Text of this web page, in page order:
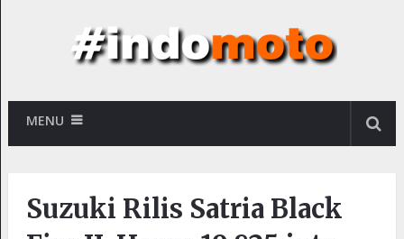
MENU
Suzuki Rilis Satria Black